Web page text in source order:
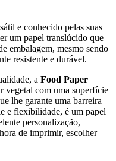
e conhecido pelas suas
um papel translúcido que
embalagem, mesmo sendo
resistente e durável.
a Food Paper
vegetal com uma superfície
lhe garante uma barreira
e flexibilidade, é um papel
personalização,
de imprimir, escolher